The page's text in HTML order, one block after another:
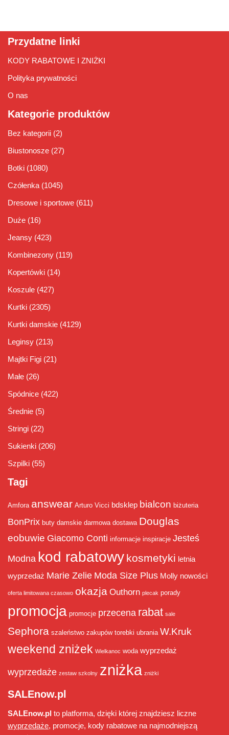
Przydatne linki
KODY RABATOWE I ZNIŻKI
Polityka prywatności
O nas
Kategorie produktów
Bez kategorii (2)
Biustonosze (27)
Botki (1080)
Czółenka (1045)
Dresowe i sportowe (611)
Duże (16)
Jeansy (423)
Kombinezony (119)
Kopertówki (14)
Koszule (427)
Kurtki (2305)
Kurtki damskie (4129)
Leginsy (213)
Majtki Figi (21)
Małe (26)
Spódnice (422)
Średnie (5)
Stringi (22)
Sukienki (206)
Szpilki (55)
Tagi
Amfora answear Arturo Vicci bdsklep bialcon biżuteria
BonPrix buty damskie darmowa dostawa Douglas
eobuwie Giacomo Conti informacje inspiracje Jesteś
Modna kod rabatowy kosmetyki letnia
wyprzedaż Marie Zelie Moda Size Plus Molly nowości
oferta limitowana czasowo okazja Outhorn plecak porady
promocja promocje przecena rabat sale
Sephora szaleństwo zakupów torebki ubrania W.Kruk
weekend zniżek Wielkanoc woda wyprzedaż
wyprzedaże zestaw szkolny zniżka zniżki
SALEnow.pl
SALEnow.pl to platforma, dzięki której znajdziesz liczne
wyprzedaże, promocje, kody rabatowe na najmodniejszą